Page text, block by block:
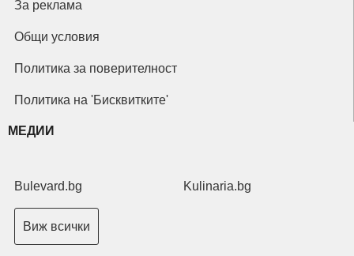
За реклама
Общи условия
Политика за поверителност
Политика на 'Бисквитките'
МЕДИИ
Bulevard.bg Kulinaria.bg
Виж всички